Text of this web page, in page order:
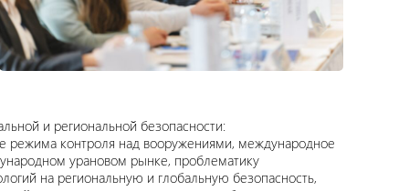
и региональной безопасности:
режима контроля над вооружениями, международное
урановом рынке, проблематику
на региональную и глобальную безопасность,